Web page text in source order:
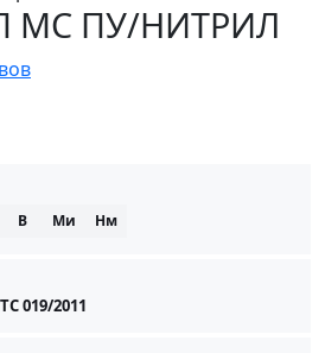
МС ПУ/НИТРИЛ
В Ми Нм
019/2011